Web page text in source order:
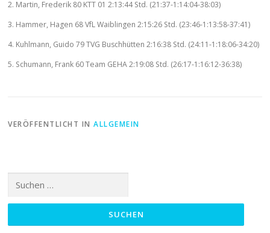
2. Martin, Frederik 80 KTT 01 2:13:44 Std. (21:37-1:14:04-38:03)
3. Hammer, Hagen 68 VfL Waiblingen 2:15:26 Std. (23:46-1:13:58-37:41)
4. Kuhlmann, Guido 79 TVG Buschhütten 2:16:38 Std. (24:11-1:18:06-34:20)
5. Schumann, Frank 60 Team GEHA 2:19:08 Std. (26:17-1:16:12-36:38)
VERÖFFENTLICHT INALLGEMEIN
nach: